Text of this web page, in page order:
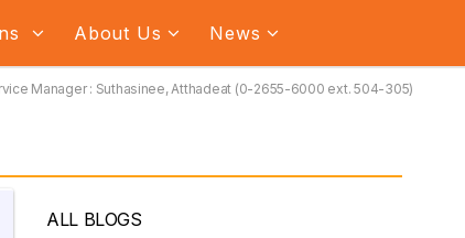
About Us News
Manager : Suthasinee, Atthadeat (0-2655-6000 ext. 504-305)
ALL BLOGS